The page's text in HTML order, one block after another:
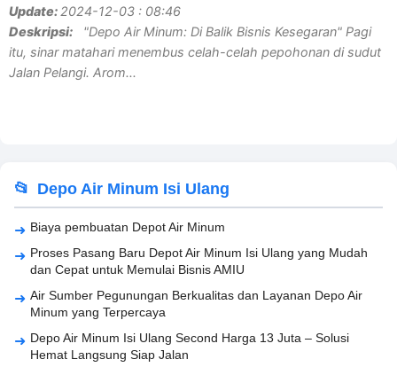
Update: 2024-12-03 : 08:46
Deskripsi: "Depo Air Minum: Di Balik Bisnis Kesegaran" Pagi
itu, sinar matahari menembus celah-celah pepohonan di sudut
Jalan Pelangi. Arom...
Depo Air Minum Isi Ulang
Biaya pembuatan Depot Air Minum
Proses Pasang Baru Depot Air Minum Isi Ulang yang Mudah
dan Cepat untuk Memulai Bisnis AMIU
Air Sumber Pegunungan Berkualitas dan Layanan Depo Air
Minum yang Terpercaya
Depo Air Minum Isi Ulang Second Harga 13 Juta – Solusi
Hemat Langsung Siap Jalan